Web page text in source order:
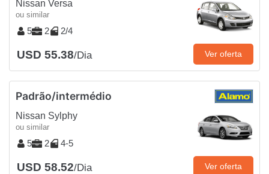
Nissan Versa
ou similar
5 2 2/4
USD 55.38/Dia Ver oferta
Padrão/intermédio
Nissan Sylphy
ou similar
5 2 4-5
USD 58.52/Dia Ver oferta